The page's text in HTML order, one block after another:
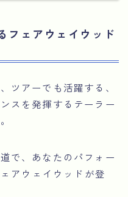
フェアウェイウッド
ツアーでも活躍する、
スを発揮するテーラー
で、あなたのパフォー
アウェイウッドが登